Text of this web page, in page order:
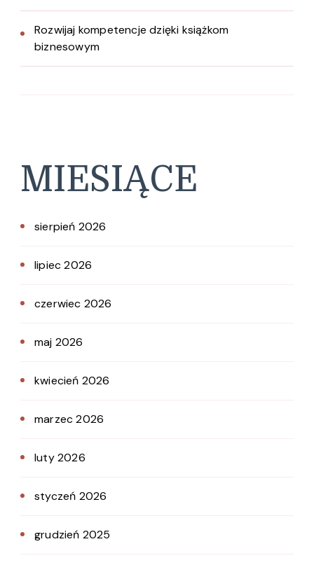
Rozwijaj kompetencje dzięki książkom
biznesowym
MIESIĄCE
sierpień 2026
lipiec 2026
czerwiec 2026
maj 2026
kwiecień 2026
marzec 2026
luty 2026
styczeń 2026
grudzień 2025